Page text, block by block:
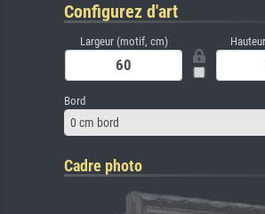
Configurez d'art
Largeur (motif, cm)
Bord
0 cm bord
Cadre photo